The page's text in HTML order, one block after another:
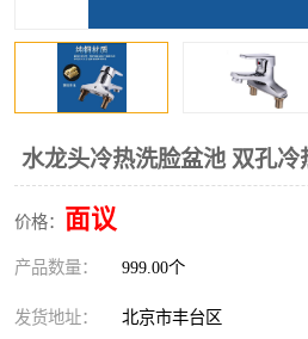
水龙头冷热洗脸盆池 双孔冷
价格： 面议
产品数量： 999.00个
发货地址： 北京市丰台区